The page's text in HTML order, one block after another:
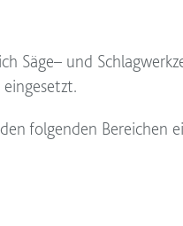
Säge– und
folgenden Bereichen